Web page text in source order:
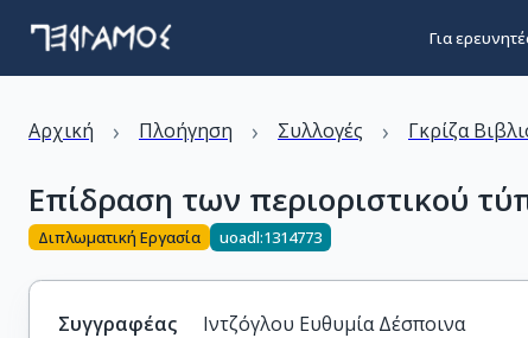
Για
Αρχική › Πλοήγηση › Συλλογές › Γκρίζα
Eπίδραση των περιοριστικού
Διπλωματική Εργασία uoadl:1314773
Συγγραφέας
Ιντζόγλου Ευθυμία Δέσποινα